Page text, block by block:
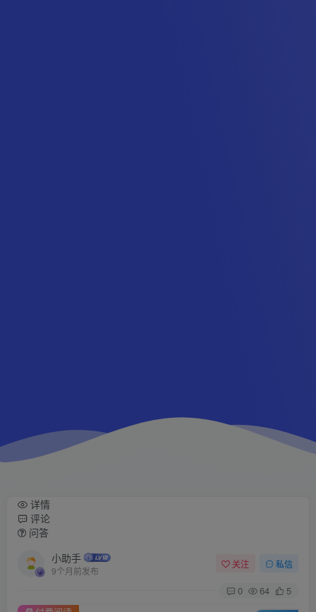
详情
评论
问答
小助手
9个月前发布
关注 私信
0 64
5